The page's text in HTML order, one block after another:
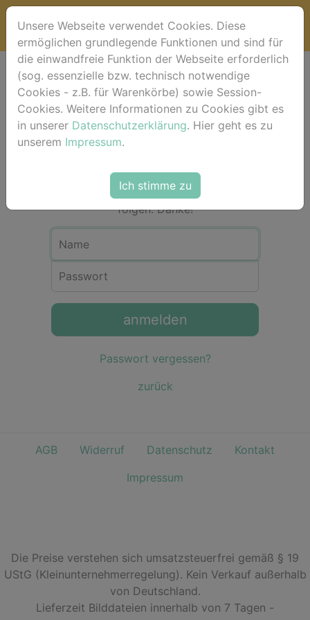
Anmeldung
Für eine Bestellung in unserem Shop ist
eine Registrierung bzw. Anmeldung
einfach dem Check-out-Vorgang über
dem Warenkorb Schritt für Schritt
folgen. Danke!
anmelden
Passwort vergessen?
zurück
Unsere Webseite verwendet Cookies. Diese
ermöglichen grundlegende Funktionen und sind für
die einwandfreie Funktion der Webseite erforderlich
(sog. essenzielle bzw. technisch notwendige
Cookies - z.B. für Warenkörbe) sowie Session-
Cookies. Weitere Informationen zu Cookies gibt es
in unserer Datenschutzerklärung. Hier geht es zu
unserem Impressum.
Ich stimme zu
AGB Widerruf Datenschutz
Kontakt
Impressum
Die Preise verstehen sich umsatzsteuerfrei gemäß § 19
UStG (Kleinunternehmerregelung). Kein Verkauf außerhalb
von Deutschland.
Lieferzeit Bilddateien innerhalb von 7 Tagen -